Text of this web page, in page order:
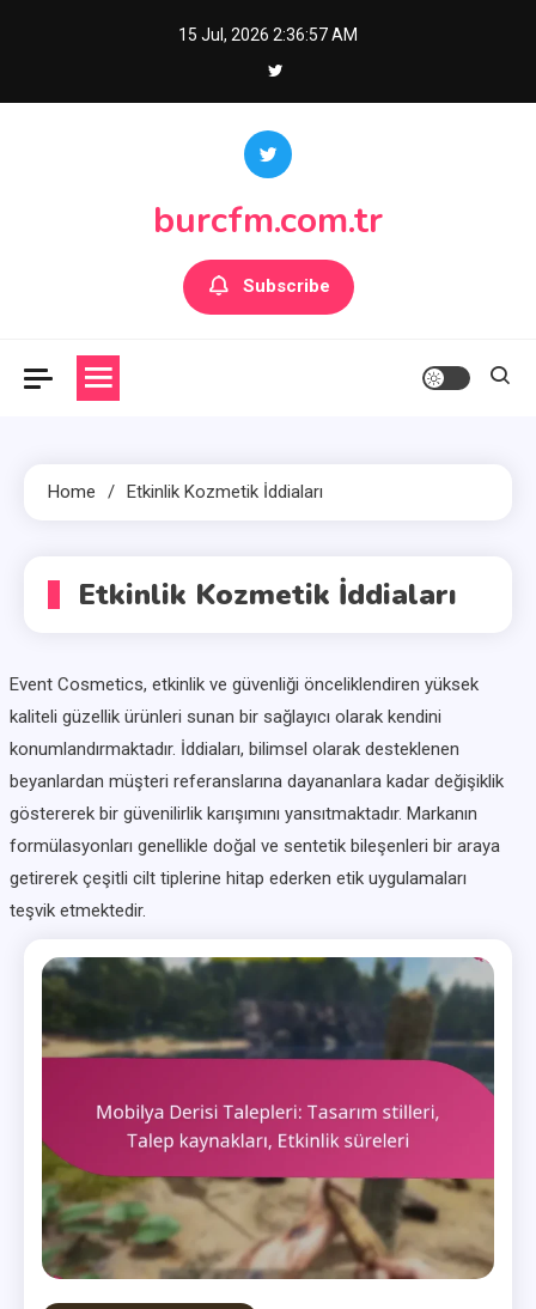
15 Jul, 2026 2:36:59 AM
burcfm.com.tr
Subscribe
Home Etkinlik Kozmetik İddiaları
Etkinlik Kozmetik İddiaları
Event Cosmetics, etkinlik ve güvenliği önceliklendiren yüksek
kaliteli güzellik ürünleri sunan bir sağlayıcı olarak kendini
konumlandırmaktadır. İddiaları, bilimsel olarak desteklenen
beyanlardan müşteri referanslarına dayananlara kadar değişiklik
göstererek bir güvenilirlik karışımını yansıtmaktadır. Markanın
formülasyonları genellikle doğal ve sentetik bileşenleri bir araya
getirerek çeşitli cilt tiplerine hitap ederken etik uygulamaları
teşvik etmektedir.